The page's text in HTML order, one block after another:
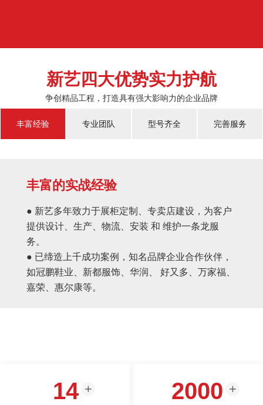
新艺四大优势实力护航
争创精品工程，打造具有强大影响力的企业品牌
丰富经验 专业团队 型号齐全 完善服务
丰富的实战经验
● 新艺多年致力于展柜定制、专卖店建设，为客户
提供设计、生产、物流、安装 和 维护一条龙服
务。
● 已缔造上千成功案例，知名品牌企业合作伙伴，
如冠鹏鞋业、新都服饰、华润、 好又多、万家福、
嘉荣、惠尔康等。
14 2000